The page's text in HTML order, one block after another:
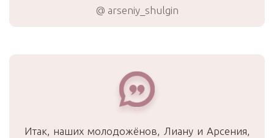
@ arseniy_shulgin
Итак, наших молодожёнов, Лиану и Арсения,